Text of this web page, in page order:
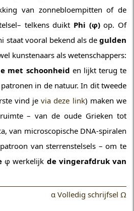
van zonnebloempitten of de
telkens duikt Phi (φ)op. Of
staat vooral bekend als degulden
kunstenaars als wetenschappers:
met schoonheid en lijkt terug te
in de natuur. In dit tweede
vind jevia deze link) maken we
– van de oude Grieken tot
van microscopische DNA-spiralen
van sterrenstelsels – om te
φ werkelijk de vingerafdruk van
α Volledig schrijfsel Ω